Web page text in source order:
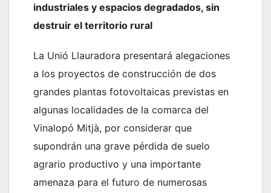
industriales y espacios degradados, sin
destruir el territorio rural
La Unió Llauradora presentará alegaciones
a los proyectos de construcción de dos
grandes plantas fotovoltaicas previstas en
algunas localidades de la comarca del
Vinalopó Mitjà, por considerar que
supondrán una grave pérdida de suelo
agrario productivo y una importante
amenaza para el futuro de numerosas